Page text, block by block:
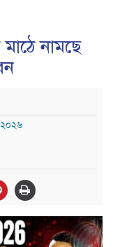
নামছে
২০২৬